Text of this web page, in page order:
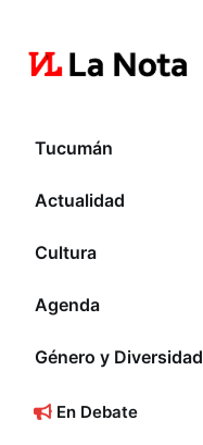
Tucumán
Actualidad
Cultura
Agenda
Género y Diversidad
En Debate